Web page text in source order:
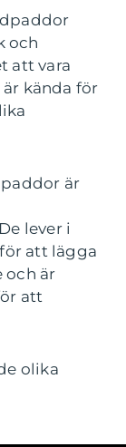
och
att vara
kända för
är
lever i
att lägga
och är
att
olika